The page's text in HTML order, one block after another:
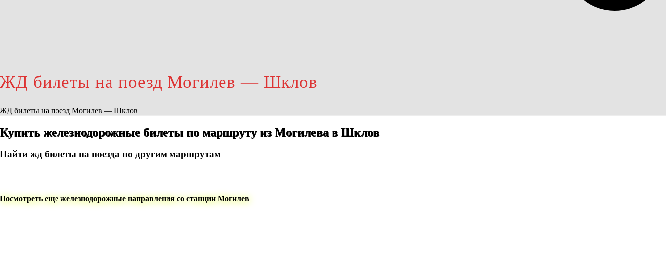
ЖД билеты на поезд Могилев — Шклов
ЖД билеты на поезд Могилев — Шклов
Купить железнодорожные билеты по маршруту из Могилева в Шклов
Найти жд билеты на поезда по другим маршрутам
Посмотреть еще железнодорожные направления со станции Могилев